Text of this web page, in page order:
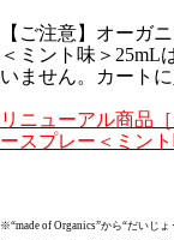
【ご注意】オーガ
＜ミント味＞25mL
いません。カート
リニューアル商品
ースプレー＜ミン
※“made of Organics”から“だいじ